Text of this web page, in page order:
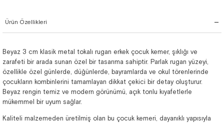
Ürün Özellikleri
Beyaz 3 cm klasik metal tokalı rugan erkek çocuk kemer, şıklığı ve
zarafeti bir arada sunan özel bir tasarıma sahiptir. Parlak rugan yüzeyi,
özellikle özel günlerde, düğünlerde, bayramlarda ve okul törenlerinde
çocukların kombinlerini tamamlayan dikkat çekici bir detay oluşturur.
Beyaz rengin temiz ve modern görünümü, açık tonlu kıyafetlerle
mükemmel bir uyum sağlar.
Kaliteli malzemeden üretilmiş olan bu çocuk kemeri, dayanıklı yapısıyla